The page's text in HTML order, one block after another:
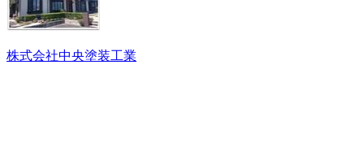
株式会社中央塗装工業